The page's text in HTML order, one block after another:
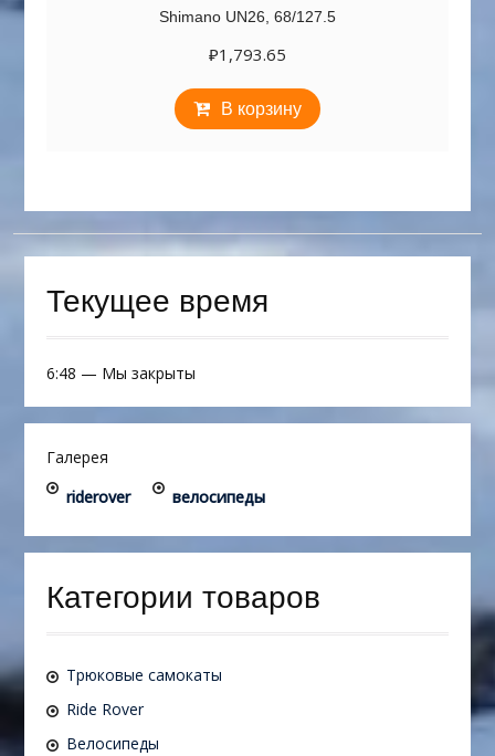
Shimano UN26, 68/127.5
₽1,793.65
В корзину
Текущее время
6:48 — Мы закрыты
Галерея
riderover
велосипеды
Категории товаров
Трюковые самокаты
Ride Rover
Велосипеды